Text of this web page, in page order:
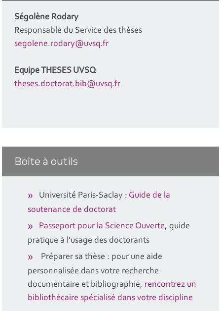
Ségolène Rodary
Responsable du Service des thèses
segolene.rodary@uvsq.fr
Equipe THESES UVSQ
theses.doctorat.bib@uvsq.fr
Boîte à outils
Université Paris-Saclay : Guide de la
soutenance de doctorat
Passeport pour la Science Ouverte, guide
pratique à l'usage des doctorants
Préparer sa thèse : pour une aide
personnalisée dans votre recherche
documentaire et bibliographie, rencontrez un
bibliothécaire spécialisé dans votre discipline